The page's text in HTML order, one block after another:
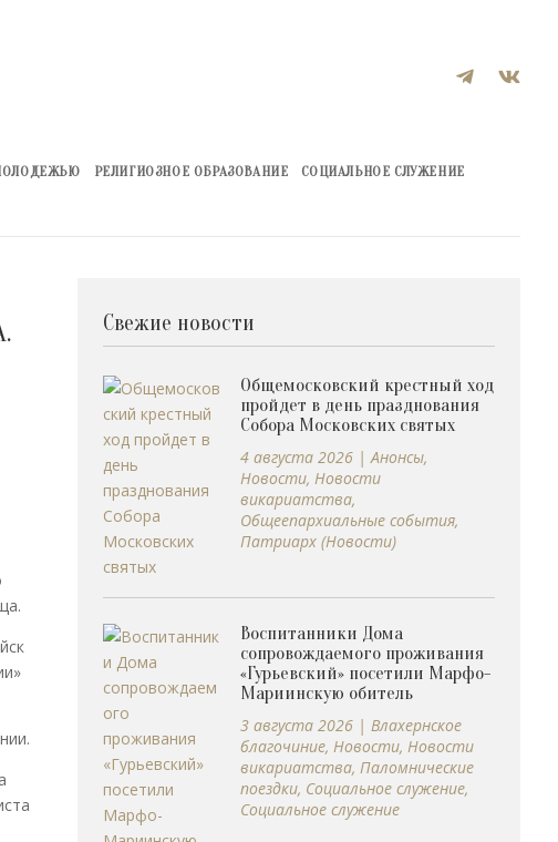
 
РЕЛИГИОЗНОЕ ОБРАЗОВАНИЕ
СОЦИАЛЬНОЕ СЛУЖЕНИЕ
Свежие новости
Общемосковский крестный ход
пройдет в день празднования
Собора Московских святых
4 августа 2026 |Анонсы,
Новости,Новости
викариатства,
Общеепархиальные события,
Патриарх (Новости)
Воспитанники Дома
сопровождаемого проживания
«Гурьевский» посетили Марфо-
Мариинскую обитель
3 августа 2026 |Влахернское
благочиние,Новости,Новости
викариатства,Паломнические
поездки, Социальное служение,
Социальное служение